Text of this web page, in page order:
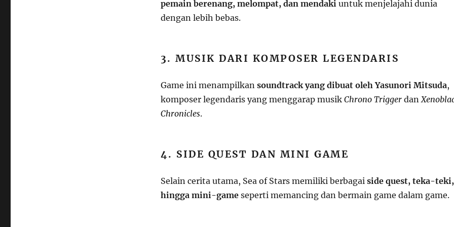
pemain berenang, melompat, dan mendaki untuk menjelajahi dunia
dengan lebih bebas.
3. MUSIK DARI KOMPOSER LEGENDARIS
Game ini menampilkan soundtrack yang dibuat oleh Yasunori Mitsuda,
komposer legendaris yang menggarap musik Chrono Triggerdan
Chronicles.
4. SIDE QUEST DAN MINI GAME
Selain cerita utama, Sea of Stars memiliki berbagai side quest, teka-teki,
hingga mini-gameseperti memancing dan bermain game dalam game.